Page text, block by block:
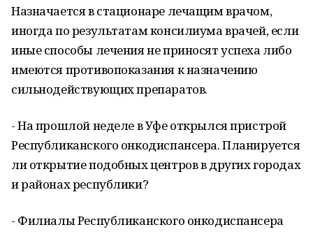
Назначается в стационаре лечащим врачом,
иногда по результатам консилиума врачей, если
иные способы лечения не приносят успеха либо
имеются противопоказания к назначению
сильнодействующих препаратов.
- На прошлой неделе в Уфе открылся пристрой
Республиканского онкодиспансера. Планируется
ли открытие подобных центров в других городах
и районах республики?
- Филиалы Республиканского онкодиспансера